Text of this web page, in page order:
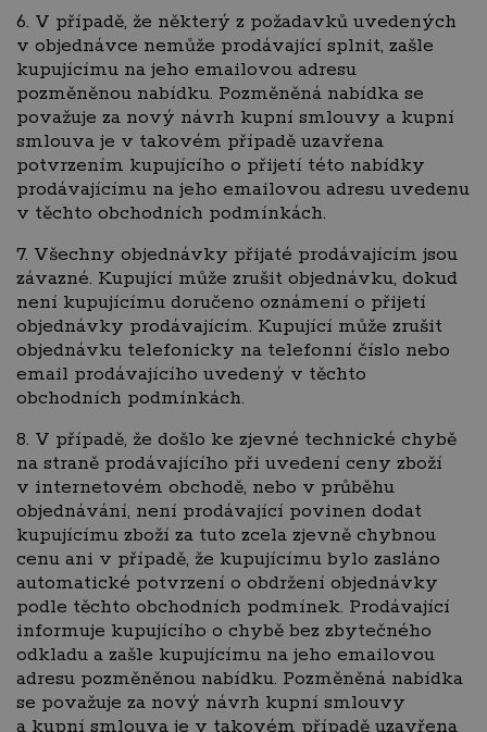
6. V případě, že některý z požadavků uvedených
v objednávce nemůže prodávající splnit, zašle
kupujícímu na jeho emailovou adresu
pozměněnou nabídku. Pozměněná nabídka se
považuje za nový návrh kupní smlouvy a kupní
smlouva je v takovém případě uzavřena
potvrzením kupujícího o přijetí této nabídky
prodávajícímu na jeho emailovou adresu uvedenu
v těchto obchodních podmínkách.
7. Všechny objednávky přijaté prodávajícím jsou
závazné. Kupující může zrušit objednávku, dokud
není kupujícímu doručeno oznámení o přijetí
objednávky prodávajícím. Kupující může zrušit
objednávku telefonicky na telefonní číslo nebo
email prodávajícího uvedený v těchto
obchodních podmínkách.
8. V případě, že došlo ke zjevné technické chybě
na straně prodávajícího při uvedení ceny zboží
v internetovém obchodě, nebo v průběhu
objednávání, není prodávající povinen dodat
kupujícímu zboží za tuto zcela zjevně chybnou
cenu ani v případě, že kupujícímu bylo zasláno
automatické potvrzení o obdržení objednávky
podle těchto obchodních podmínek. Prodávající
informuje kupujícího o chybě bez zbytečného
odkladu a zašle kupujícímu na jeho emailovou
adresu pozměněnou nabídku. Pozměněná nabídka
se považuje za nový návrh kupní smlouvy
a kupní smlouva je v takovém případě uzavřena